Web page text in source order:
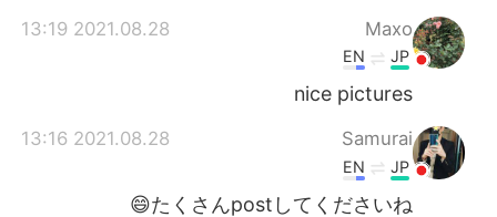
Maxo
2021.08.28 13:19
JP
EN
nice pictures
Samurai
2021.08.28 13:16
JP
EN
たくさんpostしてくださいね😄